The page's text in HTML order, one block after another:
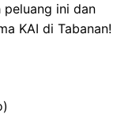
peluang ini dan
KAI di Tabanan!